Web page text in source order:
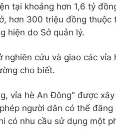
tại khoảng hơn 1,6 tỷ
hơn 300 triệu đồng thuộc
hiện do Sở quản lý.
nghiên cứu và giao các
cho biết.
vỉa hè An Đông" được
người dân có thể đăng
có nhu cầu sử dụng một